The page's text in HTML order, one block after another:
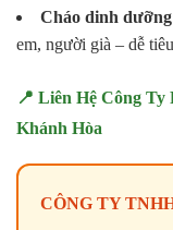
Cháo dinh
em, người già – dễ
📍 Liên Hệ Công Ty
Khánh Hòa
CÔNG TY